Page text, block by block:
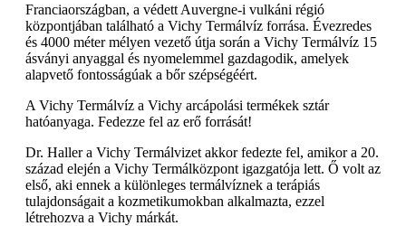
Franciaországban, a védett Auvergne-i vulkáni régió
központjában található a Vichy Termálvíz forrása. Évezredes
és 4000 méter mélyen vezető útja során a Vichy Termálvíz 15
ásványi anyaggal és nyomelemmel gazdagodik, amelyek
alapvető fontosságúak a bőr szépségéért.
A Vichy Termálvíz a Vichy arcápolási termékek sztár
hatóanyaga. Fedezze fel az erő forrását!
Dr. Haller a Vichy Termálvizet akkor fedezte fel, amikor a 20.
század elején a Vichy Termálközpont igazgatója lett. Ő volt az
első, aki ennek a különleges termálvíznek a terápiás
tulajdonságait a kozmetikumokban alkalmazta, ezzel
létrehozva a Vichy márkát.